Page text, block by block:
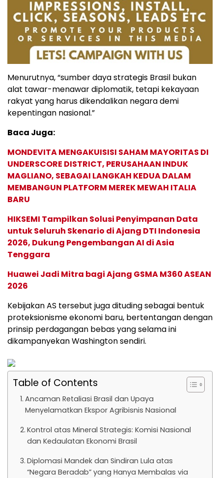
Menurutnya, “sumber daya strategis Brasil bukan
alat tawar-menawar diplomatik, tetapi kekayaan
rakyat yang harus dikendalikan negara demi
kepentingan nasional.”
Baca Juga:
MONDEVITA MENGAKUISISI SAHAM MAYORITAS DI
UNDERSCORE DISTRICT, PERUSAHAAN INDUK
MAGLIANO, SEBAGAI LANGKAH KEDUA DALAM
MEMBANGUN PLATFORM MEREK MEWAH ITALIA
BARU
HIKSEMI Tampilkan Solusi Penyimpanan Data
untuk Seluruh Skenario di Ajang DTI Indonesia
2026, Dukung Pengembangan AI di Asia
Tenggara
Huawei Jadi Mitra bagi Ajang GSMA M360 ASEAN
2026
Kebijakan AS tersebut juga dituding sebagai bentuk
proteksionisme ekonomi baru, bertentangan dengan
prinsip perdagangan bebas yang selama ini
dikampanyekan Washington sendiri.
Table of Contents
Ancaman Retaliasi Brasil dan Upaya
Menyelamatkan Ekspor Agribisnis Nasional
Kontrol atas Mineral Strategis: Komisi Nasional
dan Kedaulatan Ekonomi Brasil
Diplomasi Mandek dan Sindiran Lula atas
“Negara Beradab” yang Hanya Membalas via